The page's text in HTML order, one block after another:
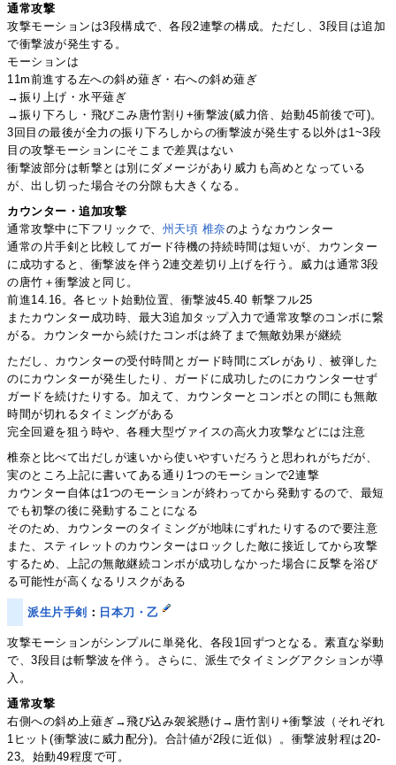
通常攻撃
攻撃モーションは3段構成で、各段2連撃の構成。ただし、3段目は追加
で衝撃波が発生する。
モーションは
11m前進する左への斜め薙ぎ・右への斜め薙ぎ
→振り上げ・水平薙ぎ
→振り下ろし・飛びこみ唐竹割り+衝撃波(威力倍、始動45前後で可)。
3回目の最後が全力の振り下ろしからの衝撃波が発生する以外は1~3段
目の攻撃モーションにそこまで差異はない
衝撃波部分は斬撃とは別にダメージがあり威力も高めとなっている
が、出し切った場合その分隙も大きくなる。
カウンター・追加攻撃
通常攻撃中に下フリックで、 州天頃 椎奈のようなカウンター
通常の片手剣と比較してガード待機の持続時間は短いが、カウンター
に成功すると、衝撃波を伴う2連交差切り上げを行う。威力は通常3段
の唐竹＋衝撃波と同じ。
前進14.16。各ヒット始動位置、衝撃波45.40 斬撃フル25
またカウンター成功時、最大3追加タップ入力で通常攻撃のコンボに繋
がる。カウンターから続けたコンボは終了まで無敵効果が継続
ただし、カウンターの受付時間とガード時間にズレがあり、被弾した
のにカウンターが発生したり、ガードに成功したのにカウンターせず
ガードを続けたりする。加えて、カウンターとコンボとの間にも無敵
時間が切れるタイミングがある
完全回避を狙う時や、各種大型ヴァイスの高火力攻撃などには注意
椎奈と比べて出だしが速いから使いやすいだろうと思われがちだが、
実のところ上記に書いてある通り1つのモーションで2連撃
カウンター自体は1つのモーションが終わってから発動するので、最短
でも初撃の後に発動することになる
そのため、カウンターのタイミングが地味にずれたりするので要注意
また、スティレットのカウンターはロックした敵に接近してから攻撃
するため、上記の無敵継続コンボが成功しなかった場合に反撃を浴び
る可能性が高くなるリスクがある
派生片手剣 ： 日本刀・乙
攻撃モーションがシンプルに単発化、各段1回ずつとなる。素直な挙動
で、3段目は斬撃波を伴う。さらに、派生でタイミングアクションが導
入。
通常攻撃
右側への斜め上薙ぎ→飛び込み袈裟懸け→唐竹割り+衝撃波（それぞれ
1ヒット(衝撃波に威力配分)。合計値が2段に近似）。衝撃波射程は20-
23。始動49程度で可。